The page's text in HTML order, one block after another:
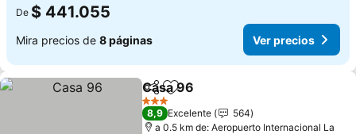
De $ 441.055
Mira precios de 8 páginas Ver precios
CompartirAgregar a favoritos
Casa 96
3 Estrellas
8,9 Excelente
564
a 0.5 km de: Aeropuerto Internacional La